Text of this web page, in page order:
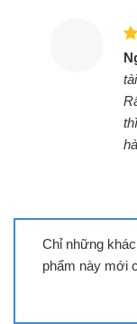
Bếp đôi điện
Sunhouse
Chỉ những
phẩm này mới